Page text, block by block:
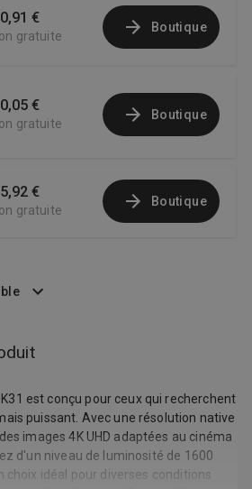
€
gratuite
Boutique
€
gratuite
Boutique
€
gratuite
Boutique
est conçu pour ceux qui recherchent
puissant. Avec une résolution native
images 4K UHD adaptées au cinéma
d'un niveau de luminosité de 1600
choix idéal pour diverses conditions